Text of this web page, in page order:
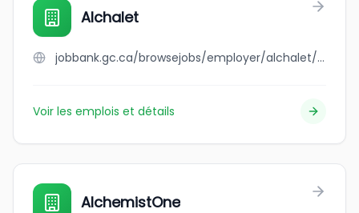
Alchalet
jobbank.gc.ca/browsejobs/employer/alchalet/ca
Voir les emplois et détails
AlchemistOne